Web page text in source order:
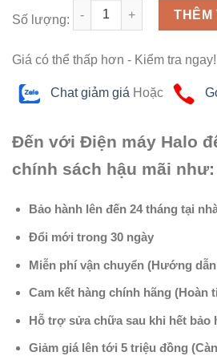
Số lượng:
Số lượng THÊM
Giá có thể thấp hơn - Kiểm tra ngay!
Chat giảm giá Hoặc
Đến với Điện máy Halo
chính sách hậu mãi như:
Bảo hành lên đến 24 tháng tại
Đổi mới trong 30 ngày
Miễn phí vận chuyển (Hướng
Cam kết hàng chính hãng (Hoàn
Hỗ trợ sửa chữa sau khi hết bảo
Giảm giá lên tới 5 triệu đồng